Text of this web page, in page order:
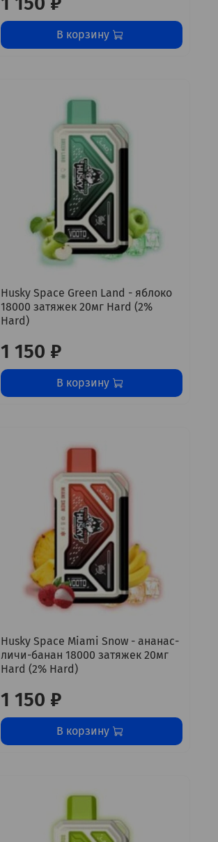
В корзину
Husky Space Green Land - яблоко
18000 затяжек 20мг Hard (2%
Hard)
1 150 ₽
В корзину
Husky Space Miami Snow - ананас-
личи-банан 18000 затяжек 20мг
Hard (2% Hard)
1 150 ₽
В корзину